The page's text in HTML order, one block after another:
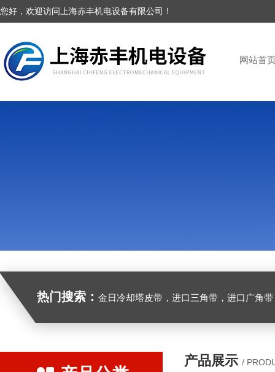
您好，欢迎访问上海赤丰机电设备有限公司！
网站首
热门搜索： 金日冷却塔皮带，进口三角带，进口广角带，进口同步带，进口空压机皮
产品展示 /